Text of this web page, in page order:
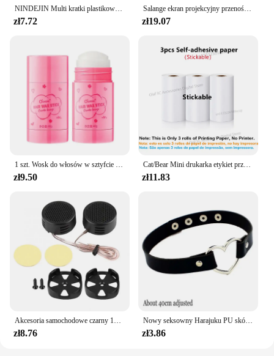
NINDEJIN Multi kratki plastikowe regulowane pudełko organizator na biżuterię ekologiczny przezroczysty wkręt na biżuterię PP
zł7.72
Salange ekran projekcyjny przenośny ekran projekcyjny 100 cala 120 cala 150 cala 16:9, ekran kinowy na zewnątrz dla podróżnego kina domowego
zł19.07
1 szt. Wosk do włosów w sztyfcie do peruki profesjonalny wosk do włosów w sztyfcie krem łagodzący nietłusty w stylu woskowym dla mężczyzn kobiet łamane włosy nowe 40g
zł9.50
Cat/Bear Mini drukarka etykiet przenośne drukarki termiczne impresora portátil 200DPI druk atramentowy 57mm naklejki na IOS Android
zł11.83
zł8.76
Nowy seksowny Harajuku PU skórzany łańcuszek serce wisiorek naszyjniki kobiety mężczyźni Punk Neck Gothic czarny różowy naszyjnik Choker fajny kołnierz
zł3.86